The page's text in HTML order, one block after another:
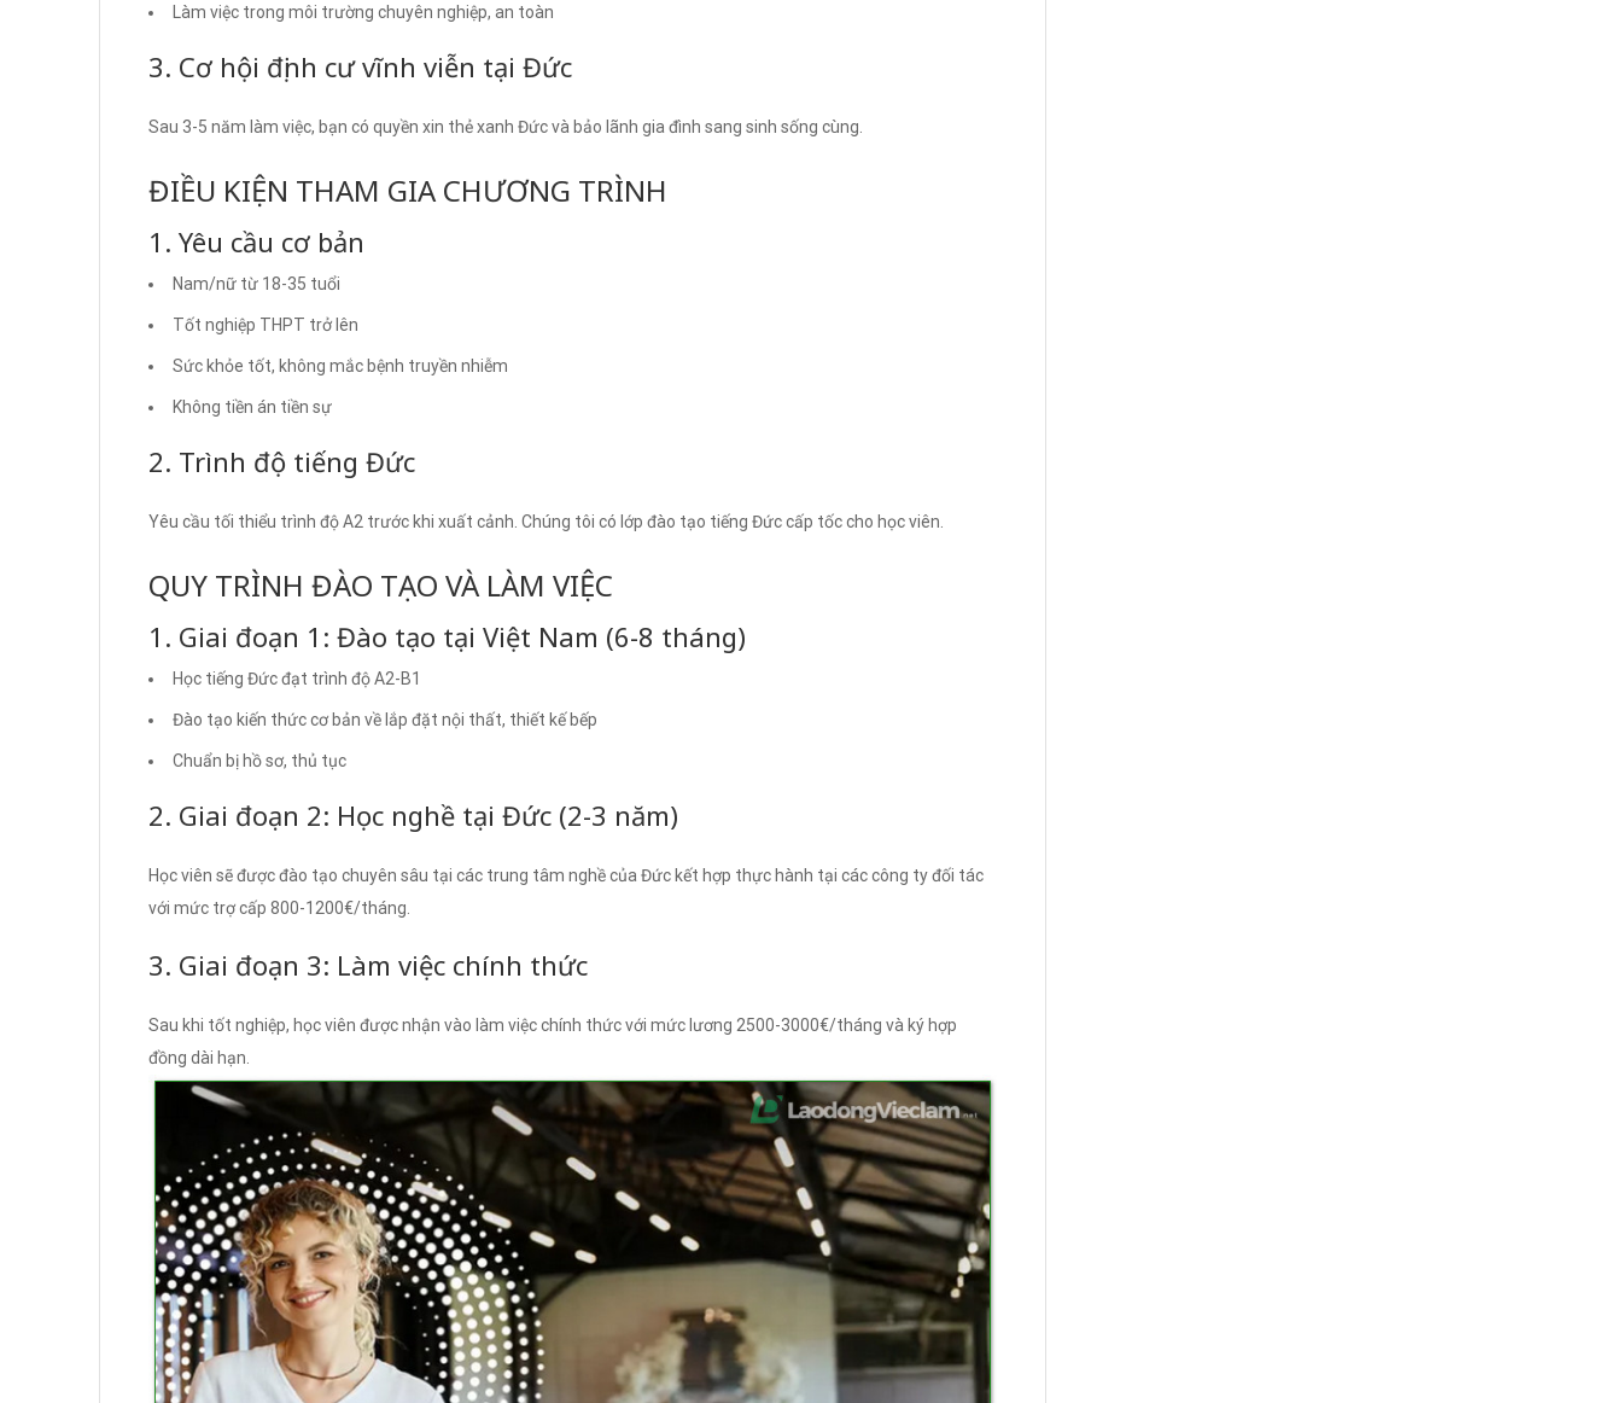
Làm việc trong môi trường chuyên nghiệp, an toàn
3. Cơ hội định cư vĩnh viễn tại Đức
Sau 3-5 năm làm việc, bạn có quyền xin thẻ xanh Đức và bảo lãnh gia đình sang sinh sống cùng.
ĐIỀU KIỆN THAM GIA CHƯƠNG TRÌNH
1. Yêu cầu cơ bản
Nam/nữ từ 18-35 tuổi
Tốt nghiệp THPT trở lên
Sức khỏe tốt, không mắc bệnh truyền nhiễm
Không tiền án tiền sự
2. Trình độ tiếng Đức
Yêu cầu tối thiểu trình độ A2 trước khi xuất cảnh. Chúng tôi có lớp đào tạo tiếng Đức cấp tốc cho học viên.
QUY TRÌNH ĐÀO TẠO VÀ LÀM VIỆC
1. Giai đoạn 1: Đào tạo tại Việt Nam (6-8 tháng)
Học tiếng Đức đạt trình độ A2-B1
Đào tạo kiến thức cơ bản về lắp đặt nội thất, thiết kế bếp
Chuẩn bị hồ sơ, thủ tục
2. Giai đoạn 2: Học nghề tại Đức (2-3 năm)
Học viên sẽ được đào tạo chuyên sâu tại các trung tâm nghề của Đức kết hợp thực hành tại các công ty đối tác
với mức trợ cấp 800-1200€/tháng.
3. Giai đoạn 3: Làm việc chính thức
Sau khi tốt nghiệp, học viên được nhận vào làm việc chính thức với mức lương 2500-3000€/tháng và ký hợp
đồng dài hạn.